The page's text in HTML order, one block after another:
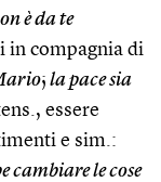
è da te
in compagnia di
; la pace sia
essere
e sim.:
cambiare le cose